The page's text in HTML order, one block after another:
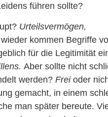
führen sollte?
Urteilsvermögen,
kommen Begriffe
für die Legitimität
Aber sollte nicht
werden? Freioder
gemacht, in einem
man später bereute.